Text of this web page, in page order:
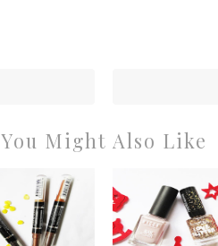
You Might Also Like